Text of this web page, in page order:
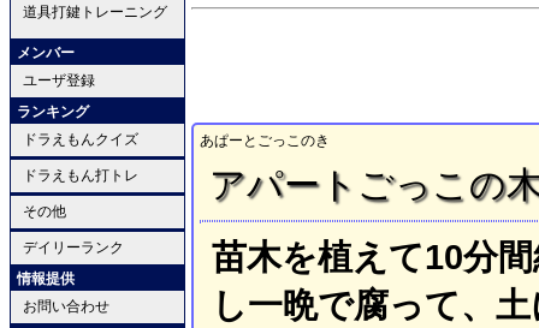
道具打鍵トレーニング
メンバー
ユーザ登録
ランキング
ドラえもんクイズ
ドラえもん打トレ
その他
デイリーランク
情報提供
お問い合わせ
あぱーとごっこのき
アパートごっこの
苗木を植えて10分
し一晩で腐って、